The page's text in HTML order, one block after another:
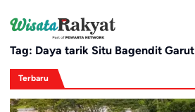
Tag: Daya tarik Situ Bagendit Garut
Terbaru